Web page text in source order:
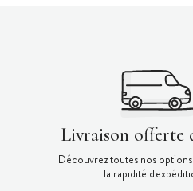
Livraison offerte
Découvrez toutes nos
la rapidité